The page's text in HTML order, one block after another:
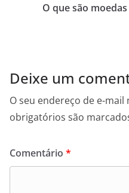
O que são
Deixe um
O seu endereço de e-
obrigatórios são
Comentário *